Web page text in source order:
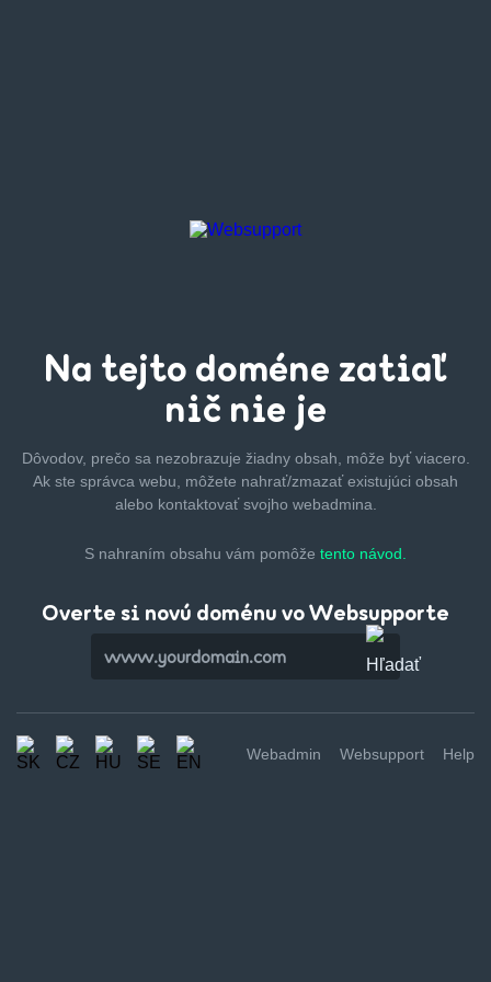
Na tejto doméne zatiaľ
nič nie je
Dôvodov, prečo sa nezobrazuje žiadny obsah, môže byťviacero.
Ak ste správca webu, môžete nahrať/zmazaťexistujúci obsah
alebo kontaktovať svojho webadmina.
S nahraním obsahu vám pomôže tento návod.
Overte si novú doménu vo Websupporte
Webadmin Websupport Help